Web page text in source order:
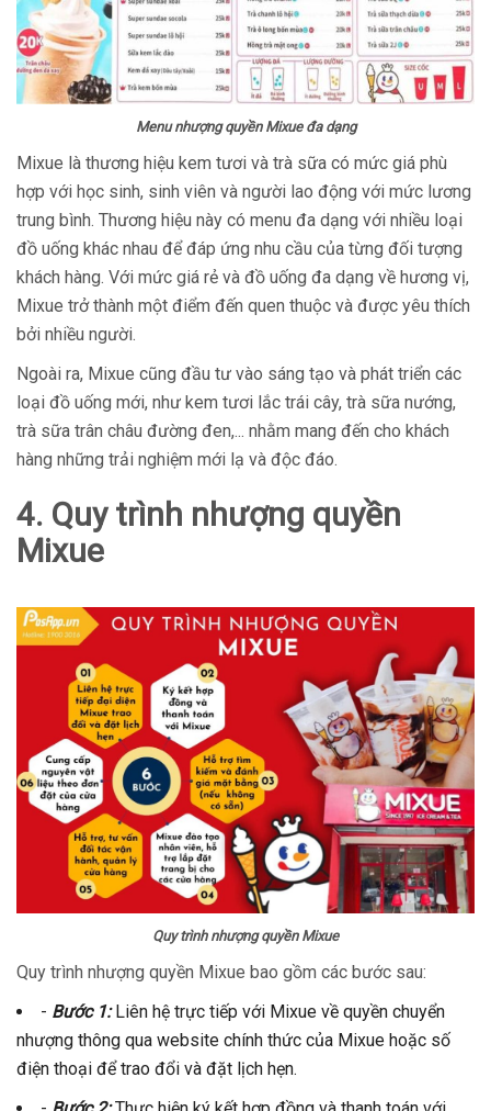
Menu nhượng quyền Mixue đa dạng
Mixue là thương hiệu kem tươi và trà sữa có mức giá phù
hợp với học sinh, sinh viên và người lao động với mức lương
trung bình. Thương hiệu này có menu đa dạng với nhiều loại
đồ uống khác nhau để đáp ứng nhu cầu của từng đối tượng
khách hàng. Với mức giá rẻ và đồ uống đa dạng về hương vị,
Mixue trở thành một điểm đến quen thuộc và được yêu thích
bởi nhiều người.
Ngoài ra, Mixue cũng đầu tư vào sáng tạo và phát triển các
loại đồ uống mới, như kem tươi lắc trái cây, trà sữa nướng,
trà sữa trân châu đường đen,... nhằm mang đến cho khách
hàng những trải nghiệm mới lạ và độc đáo.
4. Quy trình nhượng quyền
Mixue
Quy trình nhượng quyền Mixue
Quy trình nhượng quyền Mixue bao gồm các bước sau:
- Bước 1:Liên hệ trực tiếp với Mixue về quyền chuyển
nhượng thông qua website chính thức của Mixue hoặc số
điện thoại để trao đổi và đặt lịch hẹn.